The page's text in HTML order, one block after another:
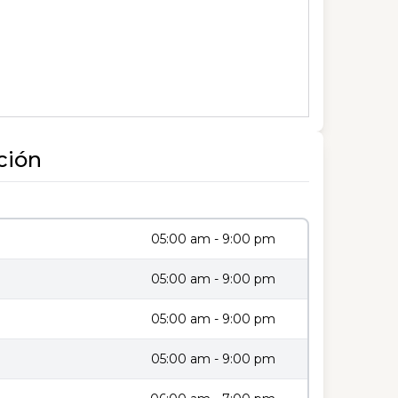
05:00 am - 9:00 pm
05:00 am - 9:00 pm
05:00 am - 9:00 pm
05:00 am - 9:00 pm